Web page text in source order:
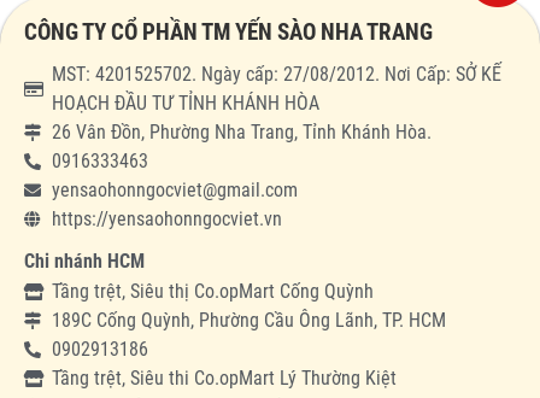
CÔNG TY CỔ PHẦN TM YẾN SÀO NHA TRANG
MST: 4201525702. Ngày cấp: 27/08/2012. Nơi Cấp: SỞ KẾ
HOẠCH ĐẦU TƯ TỈNH KHÁNH HÒA
26 Vân Đồn, Phường Nha Trang, Tỉnh Khánh Hòa.
0916333463
yensaohonngocviet@gmail.com
https://yensaohonngocviet.vn
Chi nhánh HCM
Tầng trệt, Siêu thị Co.opMart Cống Quỳnh
189C Cống Quỳnh, Phường Cầu Ông Lãnh, TP. HCM
0902913186
Tầng trệt, Siêu thi Co.opMart Lý Thường Kiệt